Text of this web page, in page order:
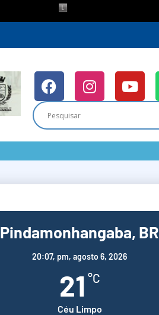
Pindamonhangaba, BR
20:07, pm, agosto 6, 2026
21 °C
Céu Limpo